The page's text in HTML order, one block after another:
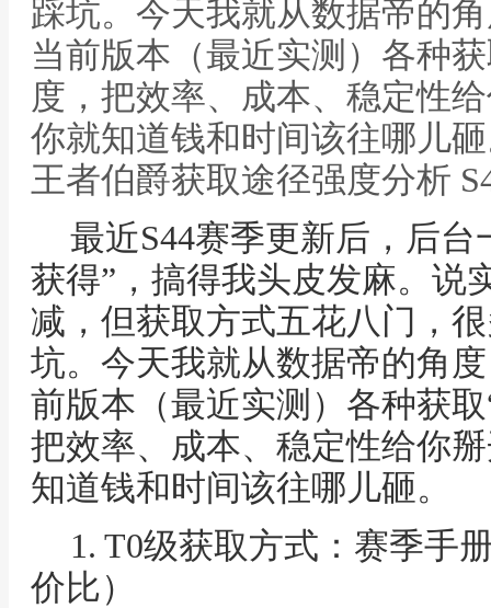
踩坑。今天我就从数据帝的
当前版本（最近实测）各种
度，把效率、成本、稳定性
你就知道钱和时间该往哪儿
王者伯爵获取途径强度分析
最近S44赛季更新后，后
获得”，搞得我头皮发麻。说
减，但获取方式五花八门，
坑。今天我就从数据帝的角
前版本（最近实测）各种获
把效率、成本、稳定性给你
知道钱和时间该往哪儿砸。
1. T0级获取方式：赛季手
价比）